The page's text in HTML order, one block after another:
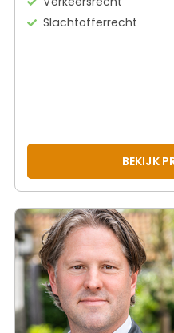
Slachtofferrecht
BEKIJK